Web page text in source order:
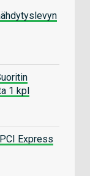
1 kpl
Express